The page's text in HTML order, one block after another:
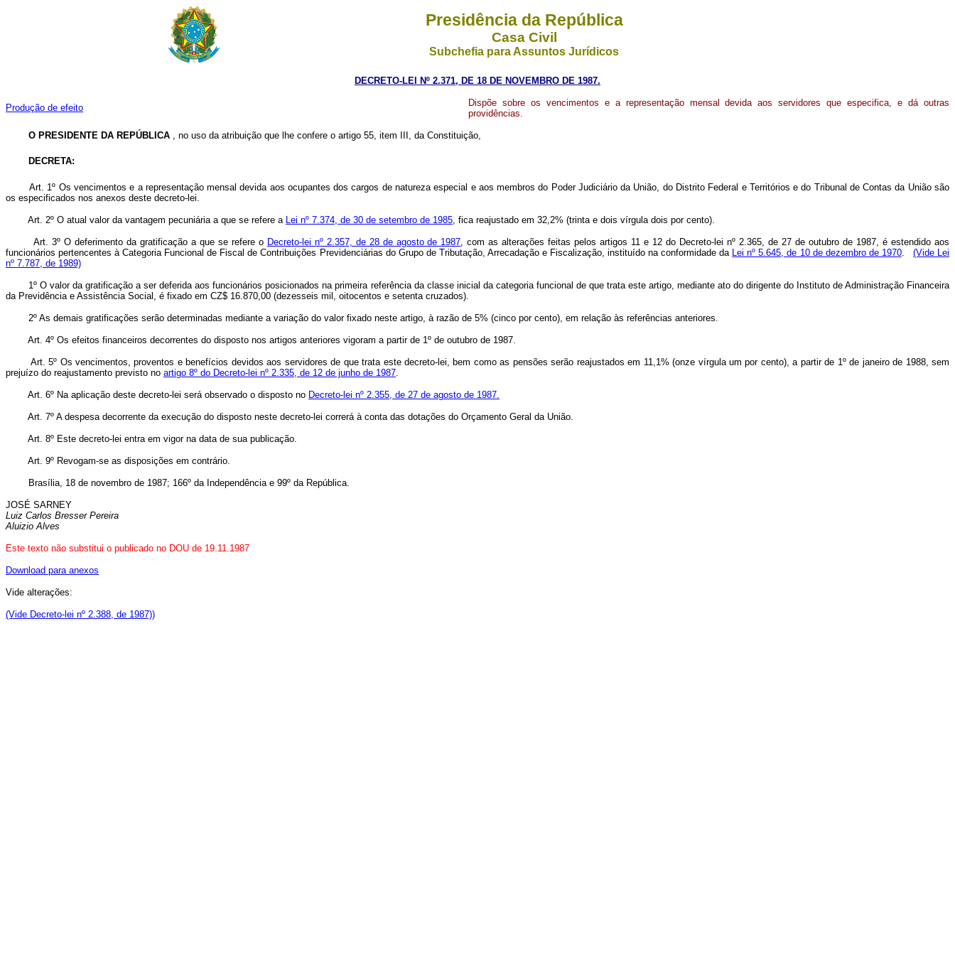
Presidência da República
Casa Civil
Subchefia para Assuntos Jurídicos
DECRETO-LEI Nº 2.371, DE 18 DE NOVEMBRO DE 1987.
Produção de efeito
Dispõe sobre os vencimentos e a representação mensal devida aos servidores que especifica, e dá outras
providências.
O PRESIDENTE DA REPÚBLICA , no uso da atribuição que lhe confere o artigo 55, item III, da Constituição,
DECRETA:
Art. 1º Os vencimentos e a representação mensal devida aos ocupantes dos cargos de natureza especial e aos membros do Poder Judiciário da União, do Distrito Federal e Territórios e do Tribunal de Contas da União são
os especificados nos anexos deste decreto-lei.
Art. 2º O atual valor da vantagem pecuniária a que se refere a Lei nº 7.374, de 30 de setembro de 1985 , fica reajustado em 32,2% (trinta e dois vírgula dois por cento).
Art. 3º O deferimento da gratificação a que se refere o Decreto-lei nº 2.357, de 28 de agosto de 1987 , com as alterações feitas pelos artigos 11 e 12 do Decreto-lei nº 2.365, de 27 de outubro de 1987, é estendido aos
funcionários pertencentes à Categoria Funcional de Fiscal de Contribuições Previdenciárias do Grupo de Tributação, Arrecadação e Fiscalização, instituído na conformidade da
Lei nº 5.645, de 10 de dezembro de 1970. (Vide Lei
nº 7.787, de 1989)
1º O valor da gratificação a ser deferida aos funcionários posicionados na primeira referência da classe inicial da categoria funcional de que trata este artigo, mediante ato do dirigente do Instituto de Administração Financeira
da Previdência e Assistência Social, é fixado em CZ$ 16.870,00 (dezesseis mil, oitocentos e setenta cruzados).
2º As demais gratificações serão determinadas mediante a variação do valor fixado neste artigo, à razão de 5% (cinco por cento), em relação às referências anteriores.
Art. 4º Os efeitos financeiros decorrentes do disposto nos artigos anteriores vigoram a partir de 1º de outubro de 1987.
Art. 5º Os vencimentos, proventos e benefícios devidos aos servidores de que trata este decreto-lei, bem como as pensões serão reajustados em 11,1% (onze vírgula um por cento), a partir de 1º de janeiro de 1988, sem
prejuízo do reajustamento previsto no artigo 8º do Decreto-lei nº 2.335, de 12 de junho de 1987
Art. 6º Na aplicação deste decreto-lei será observado o disposto no Decreto-lei nº 2.355, de 27 de agosto de 1987.
Art. 7º A despesa decorrente da execução do disposto neste decreto-lei correrá à conta das dotações do Orçamento Geral da União.
Art. 8º Este decreto-lei entra em vigor na data de sua publicação.
Art. 9º Revogam-se as disposições em contrário.
Brasília, 18 de novembro de 1987; 166º da Independência e 99º da República.
JOSÉ SARNEY
Luiz Carlos Bresser Pereira
Aluizio Alves
Este texto não substitui o publicado no DOU de 19.11.1987
Download para anexos
Vide alterações:
(Vide Decreto-lei nº 2.388, de 1987))